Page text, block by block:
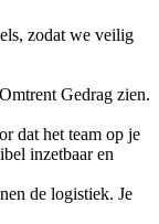
zodat we veilig
Gedrag zien.
dat het team op je
inzetbaar en
de logistiek. Je